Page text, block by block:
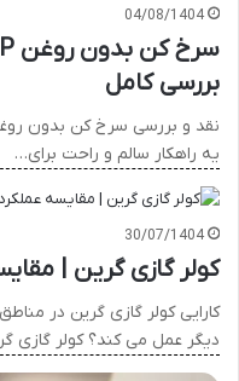
04/08/1404
بررسی کامل
یه راهکار سالم و راحت برای…
30/07/1404
کولر گازی گرین |
کارایی کولر گازی گرین در
دیگر عمل می کند؟ کولر گازی